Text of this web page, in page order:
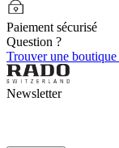
Paiement sécurisé
Question ?
Trouver une boutique
Newsletter